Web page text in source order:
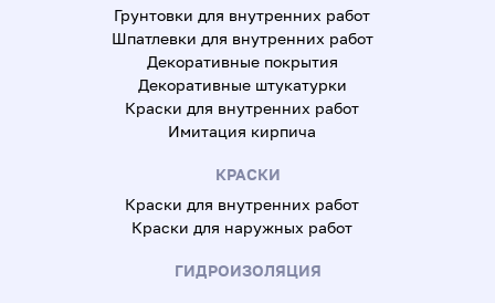
Грунтовки для внутренних работ
Шпатлевки для внутренних работ
Декоративные покрытия
Декоративные штукатурки
Краски для внутренних работ
Имитация кирпича
КРАСКИ
Краски для внутренних работ
Краски для наружных работ
ГИДРОИЗОЛЯЦИЯ